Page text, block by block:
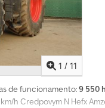
1 / 11
de funcionamento:9 550 h
h Credpovym N Hefx